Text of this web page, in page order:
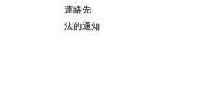
連絡先
法的通知